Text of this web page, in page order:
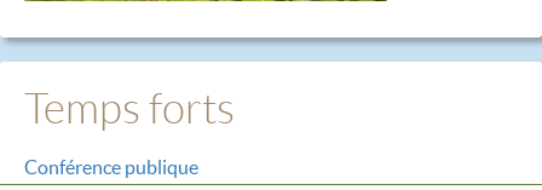
Temps forts
Conférence publique